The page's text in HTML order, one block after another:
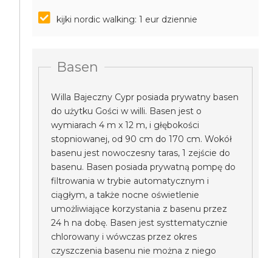
kijki nordic walking: 1 eur dziennie
Basen
Willa Bajeczny Cypr posiada prywatny basen
do użytku Gości w willi. Basen jest o
wymiarach 4 m x 12 m, i głębokości
stopniowanej, od 90 cm do 170 cm. Wokół
basenu jest nowoczesny taras, 1 zejście do
basenu. Basen posiada prywatną pompę do
filtrowania w trybie automatycznym i
ciągłym, a także nocne oświetlenie
umożliwiające korzystania z basenu przez
24 h na dobę. Basen jest systtematycznie
chlorowany i wówczas przez okres
czyszczenia basenu nie można z niego